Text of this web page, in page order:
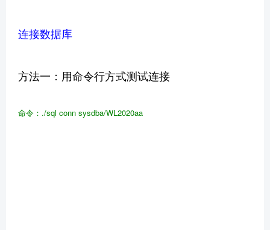
连接数据库
方法一：用命令行方式测试连接
命令：./sql conn sysdba/WL2020aa